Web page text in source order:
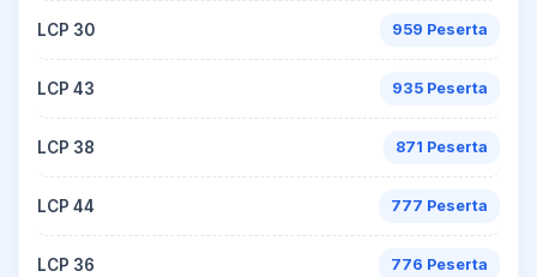
LCP 30 959 Peserta
LCP 43 935 Peserta
LCP 38 871 Peserta
LCP 44 777 Peserta
LCP 36 776 Peserta